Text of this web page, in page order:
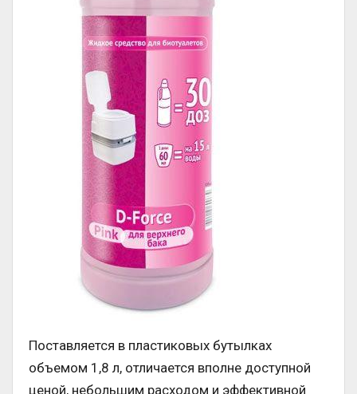
Поставляется в пластиковых бутылках
объемом 1,8 л, отличается вполне доступной
ценой, небольшим расходом и эффективной